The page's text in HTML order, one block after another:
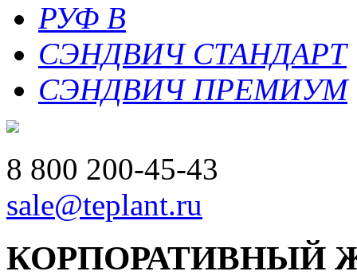
РУФ В
СЭНДВИЧ СТАНДАРТ
СЭНДВИЧ ПРЕМИУМ
8 800 200-45-43
sale@teplant.ru
КОРПОРАТИВНЫЙ